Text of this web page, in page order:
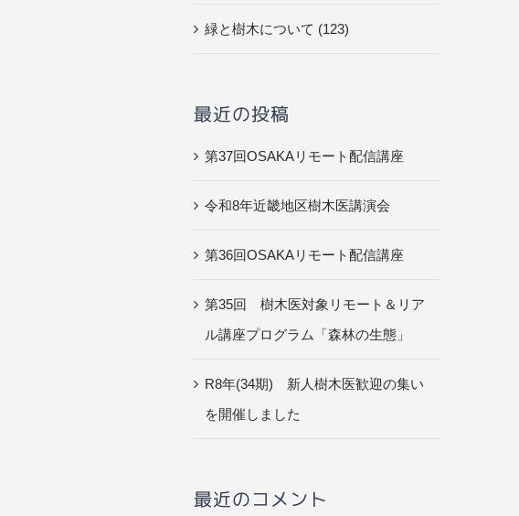
緑と樹木について (123)
最近の投稿
第37回OSAKAリモート配信講座
令和8年近畿地区樹木医講演会
第36回OSAKAリモート配信講座
第35回 樹木医対象リモート＆リア
ル講座プログラム「森林の生態」
R8年(34期) 新人樹木医歓迎の集い
を開催しました
最近のコメント